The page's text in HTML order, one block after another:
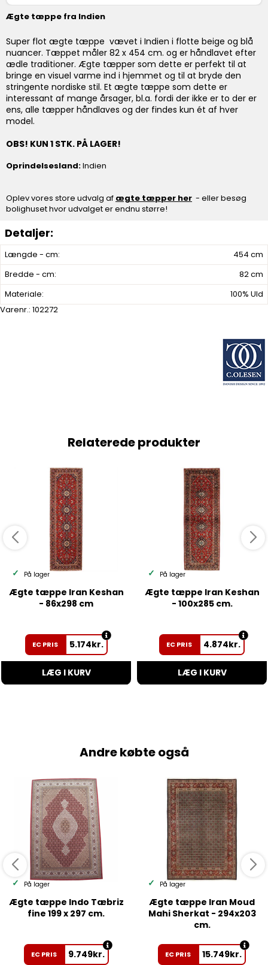
Længde - cm:
454 cm
Bredde - cm:
82 cm
Materiale:
100% Uld
Varenr.: 102272
Ægte tæppe fra Indien
Super flot ægte tæppe vævet i Indien i flotte beige og blå
nuancer. Tæppet måler 82 x 454 cm. og er håndlavet efter
ædle traditioner. Ægte tæpper som dette er perfekt til at
bringe en visuel varme ind i hjemmet og til at bryde den
stringente nordiske stil. Et ægte tæppe som dette er
interessant af mange årsager, bl.a. fordi der ikke er to der er
ens, alle tæpper håndlaves og der findes kun ét af hver
model.
OBS! KUN 1 STK. PÅ LAGER!
Oprindelsesland:Indien
Oplev vores store udvalg af ægte tæpper her - eller besøg
bolighuset hvor udvalget er endnu større!
Relaterede produkter
På lager
Ægte tæppe Iran Keshan
- 86x298 cm
EC PRIS 5.174kr.
LÆG I KURV
På lager
Ægte tæppe Iran Keshan
- 100x285 cm.
EC PRIS 4.874kr.
LÆG I KURV
Andre købte også
På lager
Ægte tæppe Indo Tæbriz
fine 199 x 297 cm.
EC PRIS 9.749kr.
På lager
Ægte tæppe Iran Moud
Mahi Sherkat - 294x203
cm.
EC PRIS 15.749kr.